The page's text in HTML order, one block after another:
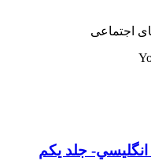
اجتماعی
جلد يكم